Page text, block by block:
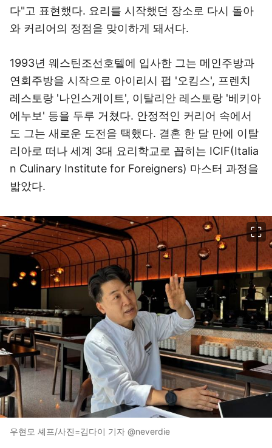
다"고 표현했다. 요리를 시작했던 장소로 다시 돌아
와 커리어의 정점을 맞이하게 돼서다.
1993년 웨스틴조선호텔에 입사한 그는 메인주방과
연회주방을 시작으로 아이리시 펍 '오킴스', 프렌치
레스토랑 '나인스게이트', 이탈리안 레스토랑 '베키아
에누보' 등을 두루 거쳤다. 안정적인 커리어 속에서
도 그는 새로운 도전을 택했다. 결혼 한 달 만에 이탈
리아로 떠나 세계 3대 요리학교로 꼽히는 ICIF(Italia
n Culinary Institute for Foreigners) 마스터 과정을
밟았다.
우현모 셰프/사진=김다이 기자 @neverdie